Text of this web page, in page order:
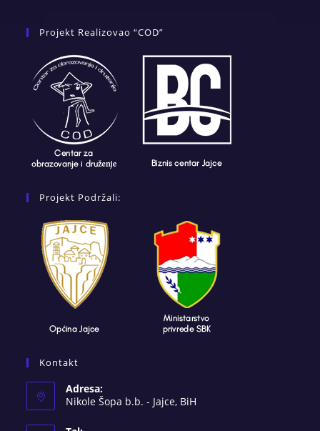
Projekt Realizovao “COD”
Projekt Podržali:
Kontakt
Adresa:
Nikole Šopa b.b. - Jajce, BiH